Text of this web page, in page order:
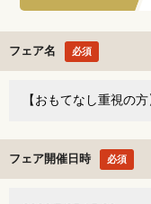
フェア名 必須
フェア開催日時 必須